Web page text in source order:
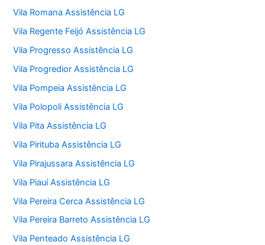
Vila Romana Assistência LG
Vila Regente Feijó Assistência LG
Vila Progresso Assistência LG
Vila Progredior Assistência LG
Vila Pompeia Assistência LG
Vila Polopoli Assistência LG
Vila Pita Assistência LG
Vila Pirituba Assistência LG
Vila Pirajussara Assistência LG
Vila Piauí Assistência LG
Vila Pereira Cerca Assistência LG
Vila Pereira Barreto Assistência LG
Vila Penteado Assistência LG